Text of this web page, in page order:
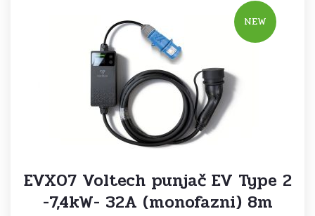
NEW
EVX07 Voltech punjač EV Type 2
-7,4kW- 32A (monofazni) 8m